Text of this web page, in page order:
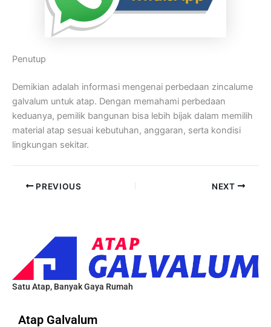
Penutup
Demikian adalah informasi mengenai perbedaan zincalume
galvalum untuk atap. Dengan memahami perbedaan
keduanya, pemilik bangunan bisa lebih bijak dalam memilih
material atap sesuai kebutuhan, anggaran, serta kondisi
lingkungan sekitar.
PREVIOUS NEXT
Satu Atap, Banyak Gaya Rumah
Atap Galvalum